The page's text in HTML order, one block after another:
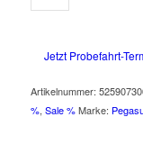
Jetzt Probefahrt-
Artikelnummer:
%, Sale % Marke: